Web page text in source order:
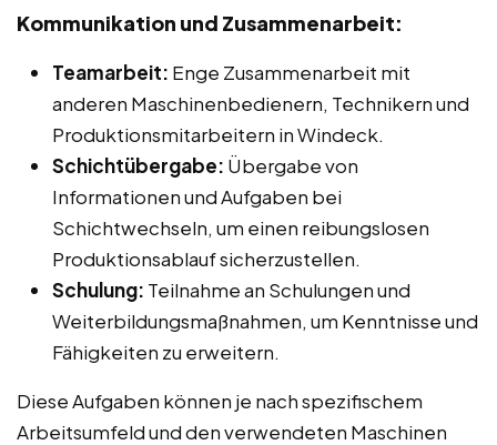
Kommunikation und Zusammenarbeit:
Teamarbeit: Enge Zusammenarbeit mit
anderen Maschinenbedienern, Technikern und
Produktionsmitarbeitern in Windeck.
Schichtübergabe: Übergabe von
Informationen und Aufgaben bei
Schichtwechseln, um einen reibungslosen
Produktionsablauf sicherzustellen.
Schulung: Teilnahme an Schulungen und
Weiterbildungsmaßnahmen, um Kenntnisse und
Fähigkeiten zu erweitern.
Diese Aufgaben können je nach spezifischem
Arbeitsumfeld und den verwendeten Maschinen